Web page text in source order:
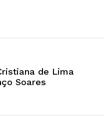
de Lima
Soares